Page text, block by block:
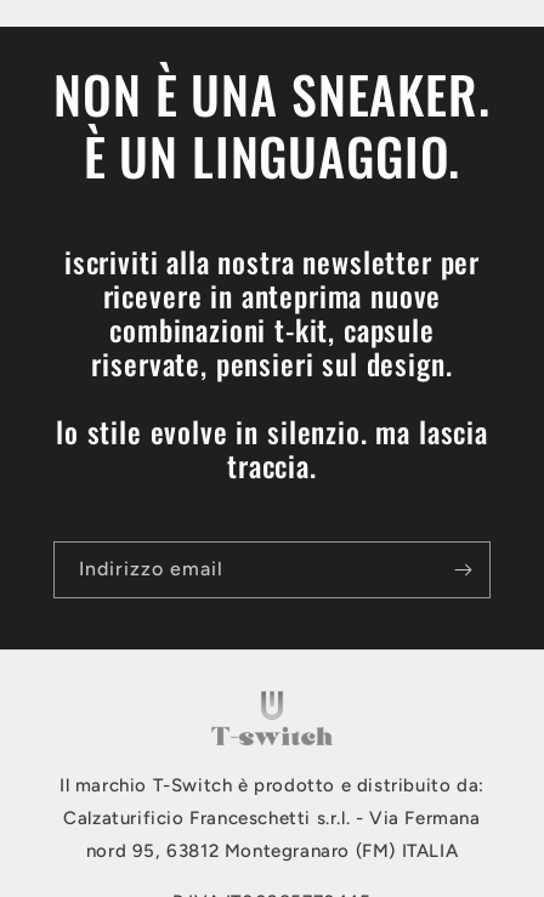
NON È UNA SNEAKER.
È UN LINGUAGGIO.
iscriviti alla nostra newsletter per
ricevere in anteprima nuove
combinazioni t-kit, capsule
riservate, pensieri sul design.
lo stile evolve in silenzio. ma lascia
traccia.
Indirizzo email
Il marchio T-Switch è prodotto e distribuito da:
Calzaturificio Franceschetti s.r.l. - Via Fermana
nord 95, 63812 Montegranaro (FM) ITALIA